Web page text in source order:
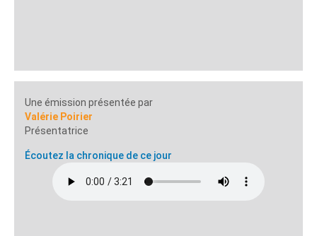
Une émission présentée par
Valérie Poirier
Présentatrice
Écoutez la chronique de ce jour